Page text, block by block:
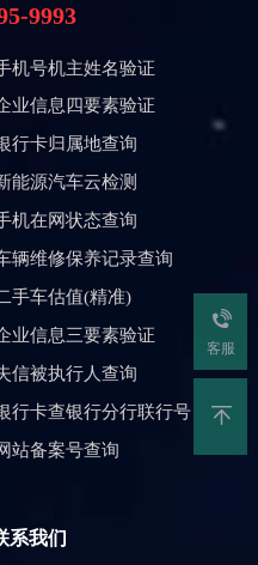
9993
机号机主姓名验证
业信息四要素验证
行卡归属地查询
能源汽车云检测
机在网状态查询
辆维修保养记录查询
手车估值(精准)
业信息三要素验证
信被执行人查询
行卡查银行分行联行号
站备案号查询
系我们
客服